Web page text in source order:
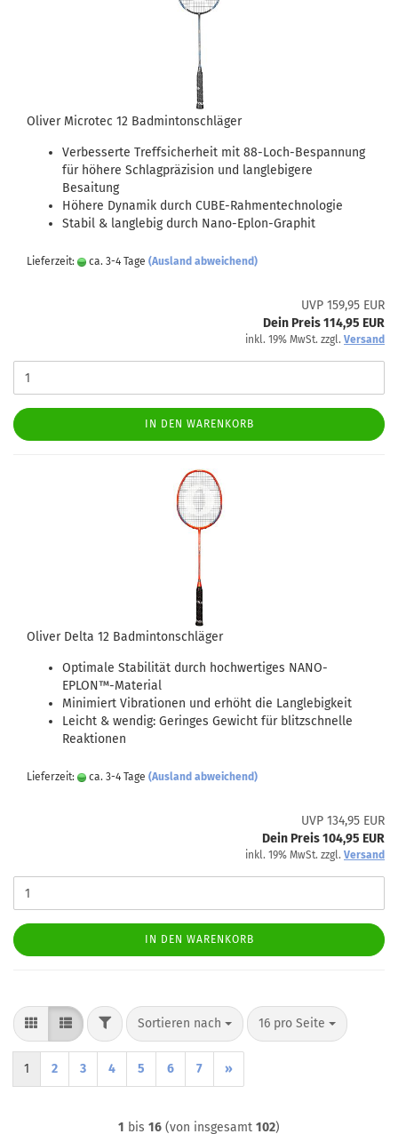
Oliver Microtec 12 Badmintonschläger
Verbesserte Treffsicherheit mit 88-Loch-Bespannung
für höhere Schlagpräzision und langlebigere
Besaitung
Höhere Dynamik durch CUBE-Rahmentechnologie
Stabil & langlebig durch Nano-Eplon-Graphit
Lieferzeit: ca. 3-4 Tage (Ausland abweichend)
UVP 159,95 EUR
Dein Preis 114,95 EUR
inkl. 19% MwSt. zzgl. Versand
IN DEN WARENKORB
Oliver Delta 12 Badmintonschläger
Optimale Stabilität durch hochwertiges NANO-
EPLON™-Material
Minimiert Vibrationen und erhöht die Langlebigkeit
Leicht & wendig: Geringes Gewicht für blitzschnelle
Reaktionen
Lieferzeit: ca. 3-4 Tage (Ausland abweichend)
UVP 134,95 EUR
Dein Preis 104,95 EUR
inkl. 19% MwSt. zzgl. Versand
IN DEN WARENKORB
FILTERSortieren nach
Sortieren nach 16 pro Seite
pro Seite
1 2 3 4 5 6 7 »
1 bis 16 (von insgesamt 102)